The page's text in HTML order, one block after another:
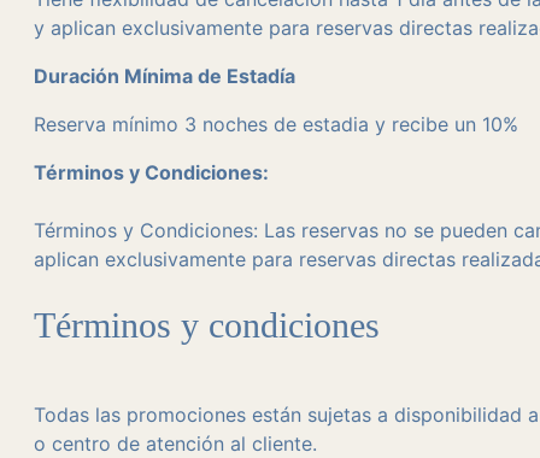
y aplican exclusivamente para reservas directas
Duración Mínima de Estadía
Reserva mínimo 3 noches de estadia y recibe un 10%
Términos y Condiciones:
Términos y Condiciones: Las reservas no se pueden
aplican exclusivamente para reservas directas
Términos y condiciones
Todas las promociones están sujetas a disponibilidad
o centro de atención al cliente.